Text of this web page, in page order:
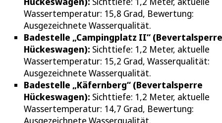
Wassertemperatur: 15,8 Grad, Bewertung:
Ausgezeichnete Wasserqualität.
Badestelle „Campingplatz II“ (Bevertalsperre
Hückeswagen): Sichttiefe: 1,2 Meter, aktuelle
Wassertemperatur: 15,2 Grad, Wasserqualität:
Ausgezeichnete Wasserqualität.
Badestelle „Käfernberg“ (Bevertalsperre
Hückeswagen): Sichttiefe: 1,2 Meter, aktuelle
Wassertemperatur: 14,7 Grad, Bewertung:
Ausgezeichnete Wasserqualität.